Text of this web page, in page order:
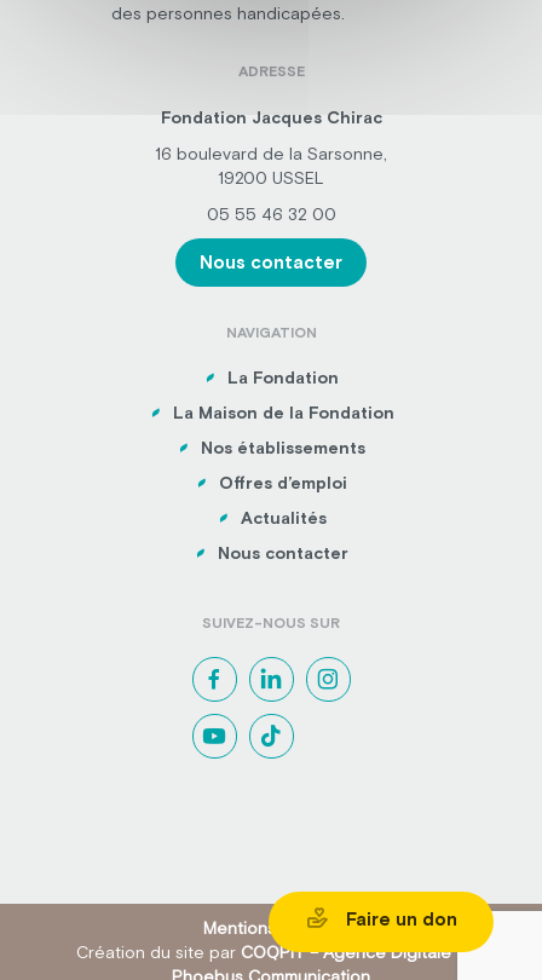
des personnes handicapées.
ADRESSE
Fondation Jacques Chirac
16 boulevard de la Sarsonne,
19200 USSEL
05 55 46 32 00
Nous contacter
NAVIGATION
La Fondation
La Maison de la Fondation
Nos établissements
Offres d’emploi
Actualités
Nous contacter
SUIVEZ-NOUS SUR
Mentions légales
Création du site par COQPIT – Agence Digitale&
Phoebus Communication
Faire un don